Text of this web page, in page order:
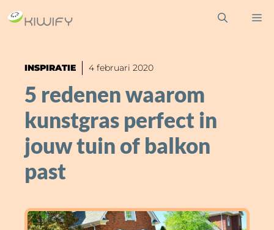
Ga
naar
inhoudINSPIRATIE 4 februari 2020
5 redenen waarom
kunstgras perfect in
jouw tuin of balkon
past